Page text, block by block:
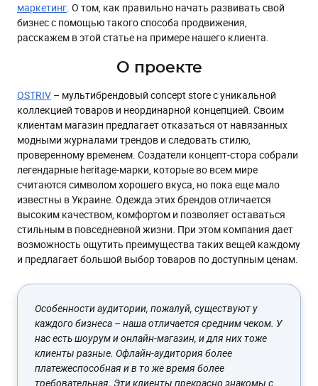
Приветственная серия для покупателей
Настройка брошенных корзины и просмотров
Правка сегмента получателей
Создание узких сегментов
Результаты
маркетинг. О том, как правильно начать развивать свой
бизнес с помощью такого способа продвижения,
расскажем в этой статье на примере нашего клиента.
О проекте
OSTRIV – мультибрендовый concept store с уникальной
коллекцией товаров и неординарной концепцией. Своим
клиентам магазин предлагает отказаться от навязанных
модными журналами трендов и следовать стилю,
проверенному временем. Создатели концепт-стора собрали
легендарные heritage-марки, которые во всем мире
считаются символом хорошего вкуса, но пока еще мало
известны в Украине. Одежда этих брендов отличается
высоким качеством, комфортом и позволяет оставаться
стильным в повседневной жизни. При этом компания дает
возможность ощутить преимущества таких вещей каждому
и предлагает большой выбор товаров по доступным ценам.
Особенности аудитории, пожалуй, существуют у
каждого бизнеса – наша отличается средним чеком. У
нас есть шоурум и онлайн-магазин, и для них тоже
клиенты разные. Офлайн-аудитория более
платежеспособная и в то же время более
требовательная. Эти клиенты прекрасно знакомы с